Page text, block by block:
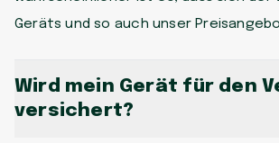
Geräts und so auch unser
um vom höchsten Verkaufspreise zu
Wird mein Gerät für den
versichert?